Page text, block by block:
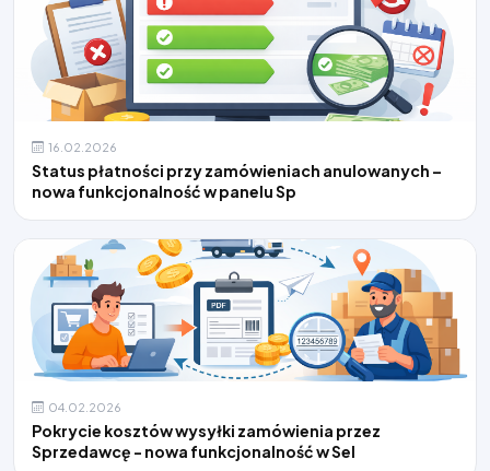
16.02.2026
Status płatności przy zamówieniach anulowanych –
nowa funkcjonalność w panelu Sp
04.02.2026
Pokrycie kosztów wysyłki zamówienia przez
Sprzedawcę - nowa funkcjonalność w Sel